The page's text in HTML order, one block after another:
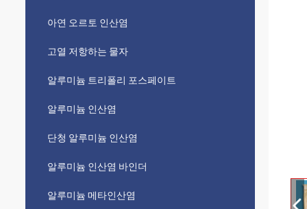
아연 오르토 인산염
고열 저항하는 물자
알루미늄 트리폴리 포스페이트
알루미늄 인산염
단청 알루미늄 인산염
알루미늄 인산염 바인더
알루미늄 메타인산염